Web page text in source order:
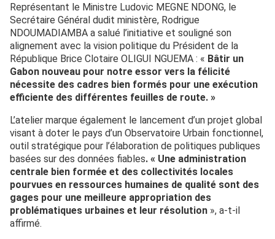
Représentant le Ministre Ludovic MEGNE NDONG, le
Secrétaire Général dudit ministère, Rodrigue
NDOUMADIAMBA a salué l’initiative et souligné son
alignement avec la vision politique du Président de la
République Brice Clotaire OLIGUI NGUEMA : « Bâtir un
Gabon nouveau pour notre essor vers la félicité
nécessite des cadres bien formés pour une exécution
efficiente des différentes feuilles de route. »
L’atelier marque également le lancement d’un projet global
visant à doter le pays d’un Observatoire Urbain fonctionnel,
outil stratégique pour l’élaboration de politiques publiques
basées sur des données fiables. « Une administration
centrale bien formée et des collectivités locales
pourvues en ressources humaines de qualité sont des
gages pour une meilleure appropriation des
problématiques urbaines et leur résolution », a-t-il
affirmé.